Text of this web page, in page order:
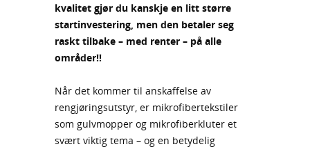
kvalitet gjør du kanskje en litt større
startinvestering, men den betaler seg
raskt tilbake – med renter – på alle
områder!!
Når det kommer til anskaffelse av
rengjøringsutstyr, er mikrofibertekstiler
som gulvmopper og mikrofiberkluter et
svært viktig tema – og en betydelig